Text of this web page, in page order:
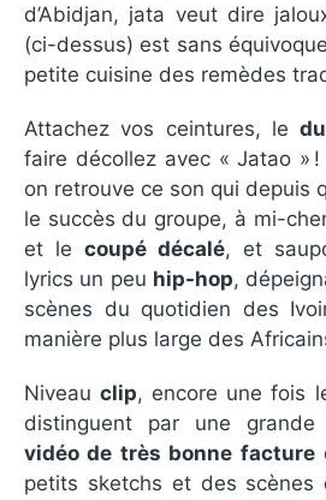
d’Abidjan, jata veut dire
(ci-dessus) est sans
petite cuisine des remèdes
Attachez vos ceintures, le
faire décollez avec « Jatao » !
on retrouve ce son qui depuis
le succès du groupe, à mi-
et le coupé décalé, et
lyrics un peu hip-hop,
scènes du quotidien des
manière plus large des
Niveauclip, encore une fois
distinguent par une
vidéo de très bonne facture
petits sketchs et des scènes